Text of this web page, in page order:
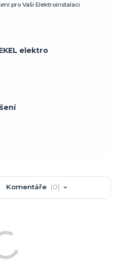
pro Vaši Elektroinstalaci
elektro
Komentáře 0